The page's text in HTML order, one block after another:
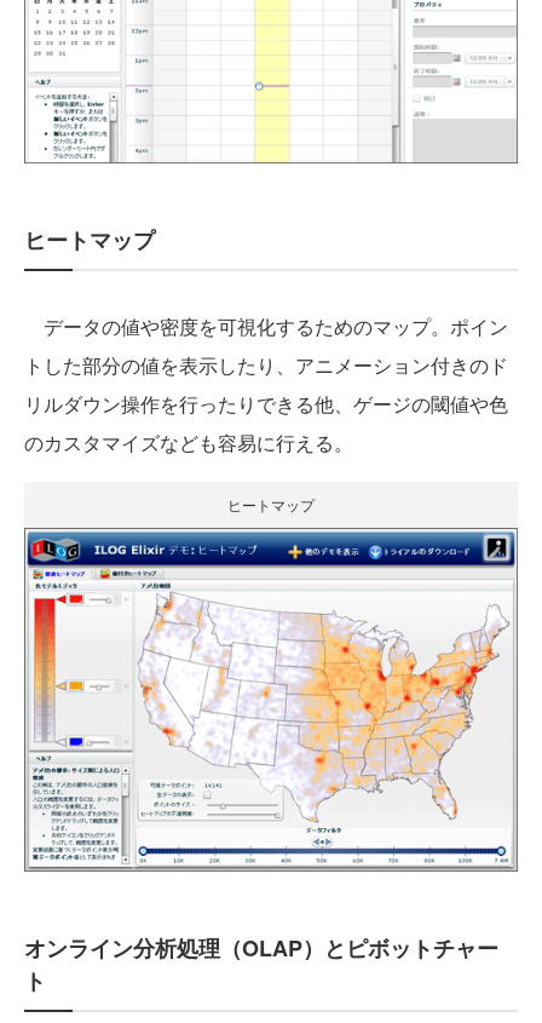
ヒートマップ
データの値や密度を可視化するためのマップ。ポイン
トした部分の値を表示したり、アニメーション付きのド
リルダウン操作を行ったりできる他、ゲージの閾値や色
のカスタマイズなども容易に行える。
ヒートマップ
オンライン分析処理（OLAP）とピボットチャー
ト